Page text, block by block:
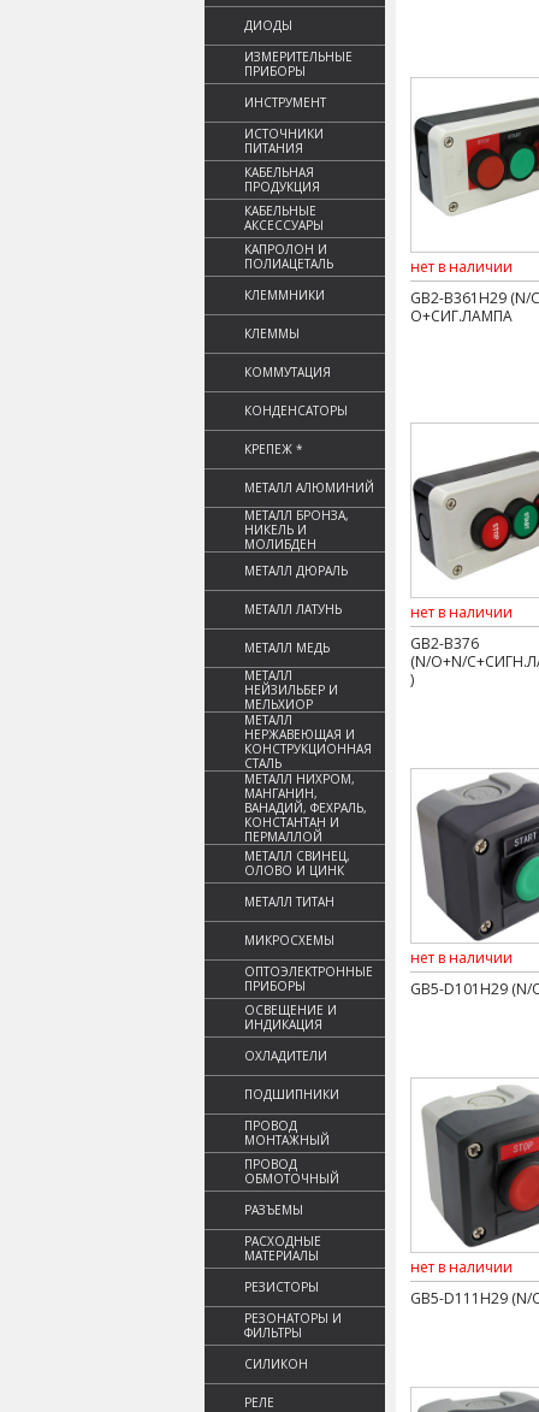
ДИОДЫ
ИЗМЕРИТЕЛЬНЫЕ
ПРИБОРЫ
ИНСТРУМЕНТ
ИСТОЧНИКИ
ПИТАНИЯ
КАБЕЛЬНАЯ
ПРОДУКЦИЯ
КАБЕЛЬНЫЕ
АКСЕССУАРЫ
КАПРОЛОН И
ПОЛИАЦЕТАЛЬ
КЛЕММНИКИ
КЛЕММЫ
КОММУТАЦИЯ
КОНДЕНСАТОРЫ
КРЕПЕЖ *
МЕТАЛЛ АЛЮМИНИЙ
МЕТАЛЛ БРОНЗА,
НИКЕЛЬ И
МОЛИБДЕН
МЕТАЛЛ ДЮРАЛЬ
МЕТАЛЛ ЛАТУНЬ
МЕТАЛЛ МЕДЬ
МЕТАЛЛ
НЕЙЗИЛЬБЕР И
МЕЛЬХИОР
МЕТАЛЛ
НЕРЖАВЕЮЩАЯ И
КОНСТРУКЦИОННАЯ
СТАЛЬ
МЕТАЛЛ НИХРОМ,
МАНГАНИН,
ВАНАДИЙ, ФЕХРАЛЬ,
КОНСТАНТАН И
ПЕРМАЛЛОЙ
МЕТАЛЛ СВИНЕЦ,
ОЛОВО И ЦИНК
МЕТАЛЛ ТИТАН
МИКРОСХЕМЫ
ОПТОЭЛЕКТРОННЫЕ
ПРИБОРЫ
ОСВЕЩЕНИЕ И
ИНДИКАЦИЯ
ОХЛАДИТЕЛИ
ПОДШИПНИКИ
ПРОВОД
МОНТАЖНЫЙ
ПРОВОД
ОБМОТОЧНЫЙ
РАЗЪЕМЫ
РАСХОДНЫЕ
МАТЕРИАЛЫ
РЕЗИСТОРЫ
РЕЗОНАТОРЫ И
ФИЛЬТРЫ
СИЛИКОН
РЕЛЕ
нет в наличии
GB2-B361H29 (N/
О+СИГ.ЛАМПА
нет в наличии
GB2-B376
(N/O+N/
)
нет в наличии
GB5-D101H29 (N/
нет в наличии
GB5-D111H29 (N/